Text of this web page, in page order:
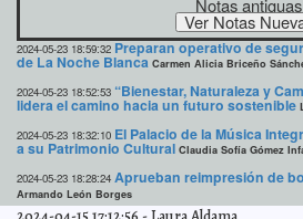
Notas antiguas
2024-05-23 18:59:32 Preparan operativo de
de La Noche Blanca Carmen Alicia Briceño
2024-05-23 18:52:53 “Bienestar, Naturaleza y
lidera el camino hacia un futuro sostenible
2024-05-23 18:32:10 El Palacio de la Música
a su Patrimonio Cultural Claudia Sofía Gómez
2024-05-23 18:28:24 Aprueban reimpresión de
Armando León Borges